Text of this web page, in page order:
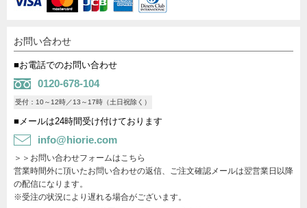
お問い合わせ
■お電話でのお問い合わせ
0120-678-104
受付：10～12時／13～17時（土日祝除く）
■メールは24時間受け付けております
info@hiorie.com
＞＞お問い合わせフォームはこちら
営業時間外に頂いたお問い合わせの返信、ご注文確認メールは翌営業日以降
の配信になります。
※受注の状況により遅れる場合がございます。